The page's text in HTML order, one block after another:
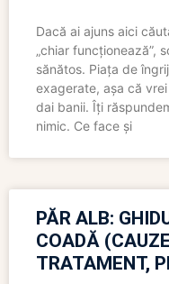
Dacă ai ajuns aici
„chiar funcționează”,
sănătos. Piața de
exagerate, așa că
dai banii. Îți
nimic. Ce face și
PĂR ALB:
COADĂ
TRATAMENT,